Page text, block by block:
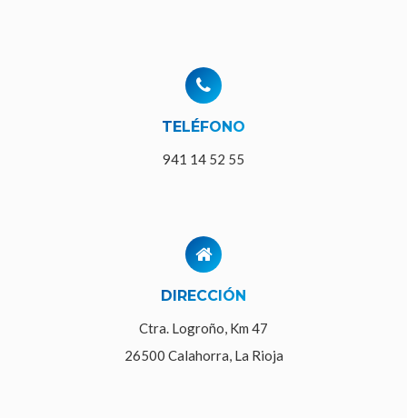
TELÉFONO
941 14 52 55
DIRECCIÓN
Ctra. Logroño, Km 47
26500 Calahorra, La Rioja